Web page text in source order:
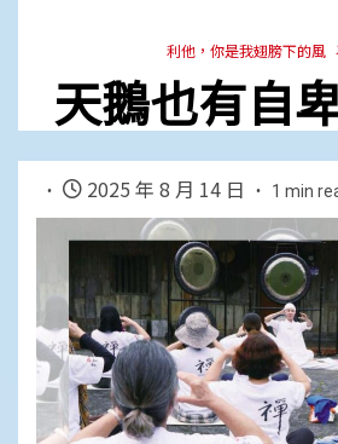
利他，你是我翅膀下的風
天鵝也有自
2025 年 8 月 14 日 1 min